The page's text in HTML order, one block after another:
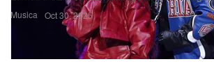
Musica Oct 30, 2025